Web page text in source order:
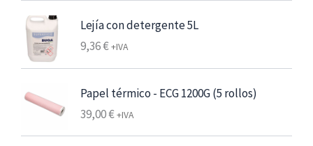
e
,
5
€
Lejía con detergente 5L
9,36€+IVA
Papel térmico - ECG 1200G (5 rollos)
39,00€+IVA